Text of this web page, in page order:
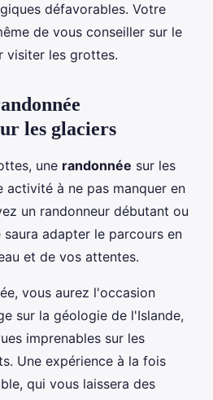
défavorables. Votre
de vous conseiller sur le
visiter les grottes.
les glaciers
une randonnée sur les
activité à ne pas manquer en
un randonneur débutant ou
adapter le parcours en
et de vos attentes.
vous aurez l'occasion
sur la géologie de l'Islande,
imprenables sur les
Une expérience à la fois
qui vous laissera des